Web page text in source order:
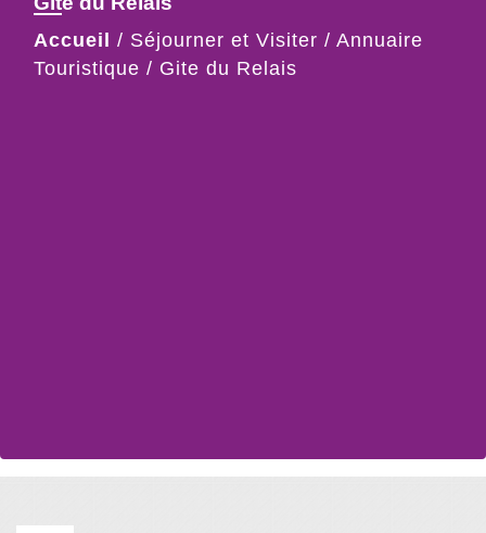
Accueil / Séjourner et Visiter / Annuaire
Touristique / Gite du Relais